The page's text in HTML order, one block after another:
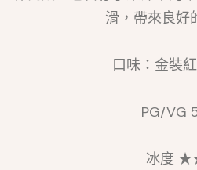
滑，帶來良好
口味：金裝
PG/VG
冰度